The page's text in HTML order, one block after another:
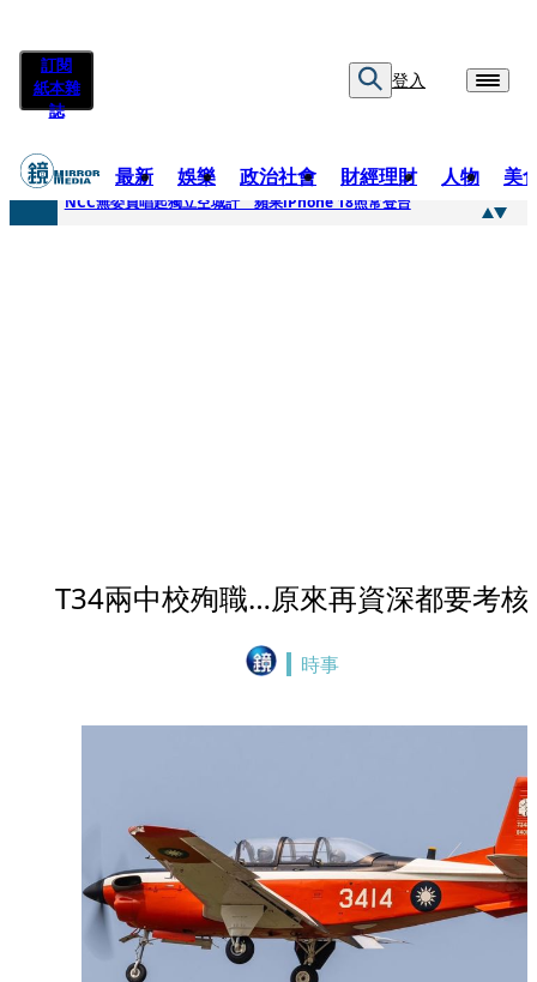
訂閱
紙本雜
誌
登入
最新 娛樂 政治社會 財經理財 人物 美
快訊
NCC無委員唱起獨立空城計 蘋果iPhone 18照常登台
T34兩中校殉職…原來再資深都要考核
時事